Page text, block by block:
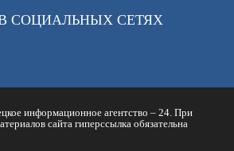
СОЦИАЛЬНЫХ СЕТЯХ
информационное агентство – 24. При
сайта гиперссылка обязательна